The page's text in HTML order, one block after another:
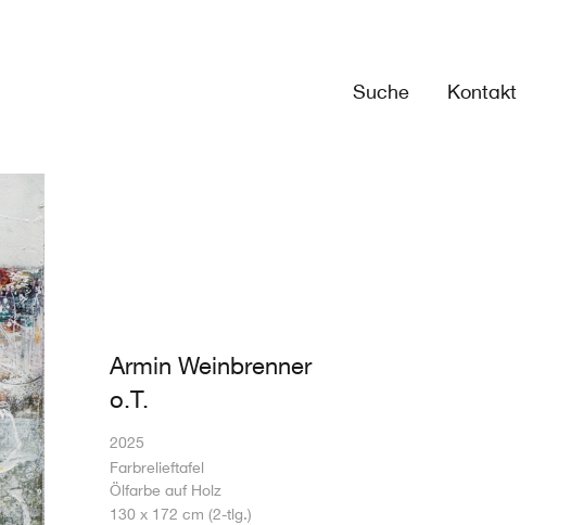
Suche Kontakt
Armin Weinbrenner
o.T.
2025
Farbrelieftafel
Ölfarbe auf Holz
130 x 172 cm (2-tlg.)